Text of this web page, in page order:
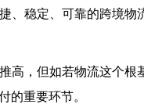
、稳定、可靠的跨境物
高，但如若物流这个根
的重要环节。